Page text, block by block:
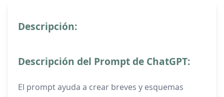
Descripción:
Descripción del Prompt de ChatGPT:
El prompt ayuda a crear breves y esquemas